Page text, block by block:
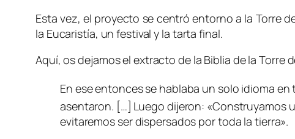
Esta vez, el proyecto se centró entorno a la Torre
la Eucaristía, un festival y la tarta final.
Aquí, os dejamos el extracto de la Biblia de la Torre
En ese entonces se hablaba un solo idioma en
asentaron. […] Luego dijeron: «Construyamos
evitaremos ser dispersados por toda la tierra».